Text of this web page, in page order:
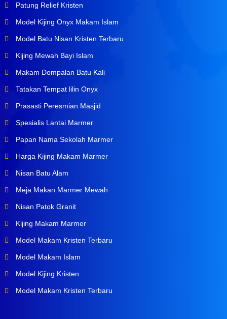
Patung Relief Kristen
Model Kijing Onyx Makam Islam
Model Batu Nisan Kristen Terbaru
Kijing Mewah Bayi Islam
Makam Dompalan Batu Kali
Tatakan Tempat lilin Onyx
Prasasti Peresmian Masjid
Spesialis Lantai Marmer
Papan Nama Sekolah Marmer
Harga Kijing Makam Marmer
Nisan Batu Alam
Meja Makan Marmer Mewah
Nisan Patok Granit
Kijing Makam Marmer
Model Makam Kristen Terbaru
Model Makam Islam
Model Kijing Kristen
Model Makam Kristen Terbaru